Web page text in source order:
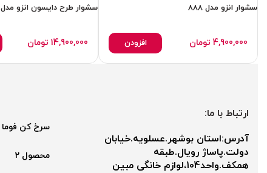
سشوار انزو مدل 888
4,900,000 تومان افزودن
سشوار طرح دایسون انزو مدل 755
14,900,000 تومان
ارتباط با ما:
آدرس:استان بوشهر.عسلویه.خیابان
دولت.پاساژ رویال.طبقه
همکف.واحد104،لوازم خانگی مبین
سرخ کن فوما 2048
محصول 2